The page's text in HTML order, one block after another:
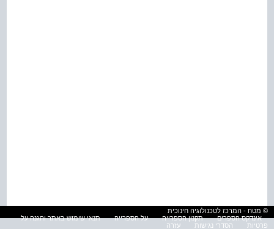
© מטח - המרכז לטכנולוגיה חינוכית
אינדקס הספרים
תקנון הספרייה על הספרייה
תנאי שימוש באתר והגנה על
פרטיות
הסדרי נגישות עזרה